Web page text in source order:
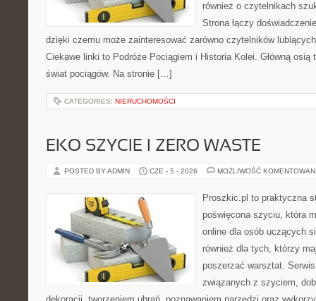
również o czytelnikach
Strona łączy
dzięki czemu może zainteresować zarówno czytelników
Ciekawe linki to Podróże Pociągiem i Historia Kolei. Główną
świat pociągów. Na stronie […]
CATEGORIES: NIERUCHOMOŚCI
EKO SZYCIE I ZERO WASTE
POSTED BY ADMIN CZE - 5 - 2026 MOŻLIWOŚĆ
Proszkic.pl to praktyczna
poświęcona szyciu, która
online dla osób uczących
również dla tych, którzy
poszerzać warsztat.
związanych z szyciem,